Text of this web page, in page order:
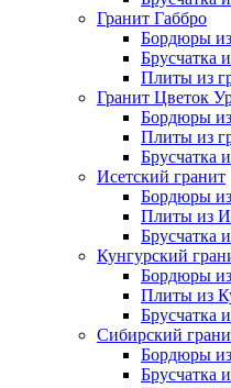
Гранит Габбро
Бордюры
Брусчатка
Плиты из
Гранит Цветок
Бордюры
Плиты из
Брусчатка
Исетский гранит
Бордюры из
Плиты из
Брусчатка
Кунгурский
Бордюры из
Плиты из
Брусчатка
Сибирский
Бордюры
Брусчатка